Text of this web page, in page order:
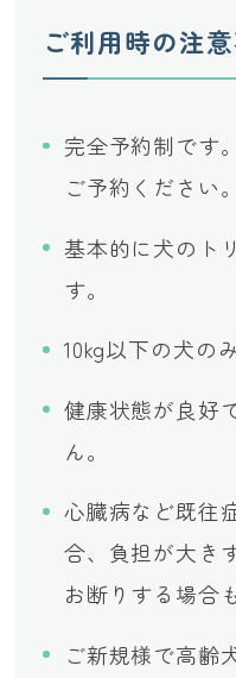
ご利用時の注
完全予約制です
ご予約ください。
基本的に犬のト
す。
10kg以下の犬の
健康状態が良好
ん。
心臓病など既往
合、負担が大き
お断りする場合
ご新規様で高齢